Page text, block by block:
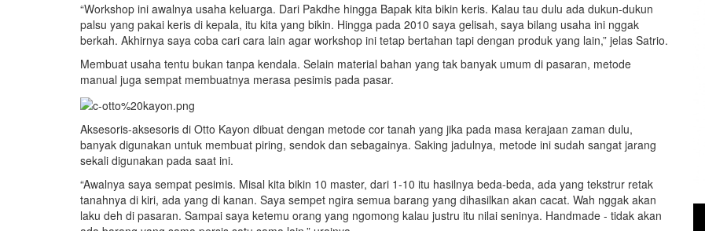
“Workshop ini awalnya usaha keluarga. Dari Pakdhe hingga Bapak kita bikin keris. Kalau tau dulu ada dukun-dukun
palsu yang pakai keris di kepala, itu kita yang bikin. Hingga pada 2010 saya gelisah, saya bilang usaha ini nggak
berkah. Akhirnya saya coba cari cara lain agar workshop ini tetap bertahan tapi dengan produk yang lain,” jelas Satrio.
Membuat usaha tentu bukan tanpa kendala. Selain material bahan yang tak banyak umum di pasaran, metode
manual juga sempat membuatnya merasa pesimis pada pasar.
Aksesoris-aksesoris di Otto Kayon dibuat dengan metode cor tanah yang jika pada masa kerajaan zaman dulu,
banyak digunakan untuk membuat piring, sendok dan sebagainya. Saking jadulnya, metode ini sudah sangat jarang
sekali digunakan pada saat ini.
“Awalnya saya sempat pesimis. Misal kita bikin 10 master, dari 1-10 itu hasilnya beda-beda, ada yang tekstrur retak
tanahnya di kiri, ada yang di kanan. Saya sempet ngira semua barang yang dihasilkan akan cacat. Wah nggak akan
laku deh di pasaran. Sampai saya ketemu orang yang ngomong kalau justru itu nilai seninya. Handmade - tidak akan